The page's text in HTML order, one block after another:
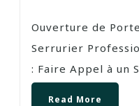
Ouverture de
Serrurier
: Faire Appel à un
Read More